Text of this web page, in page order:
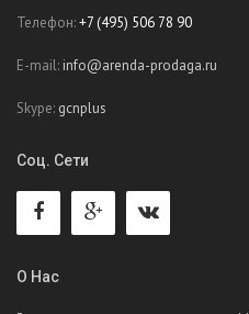
Телефон:+7 (495) 506 78 90
E-mail: info@arenda-prodaga.ru
Skype: gcnplus
Соц. Сети
О Нас